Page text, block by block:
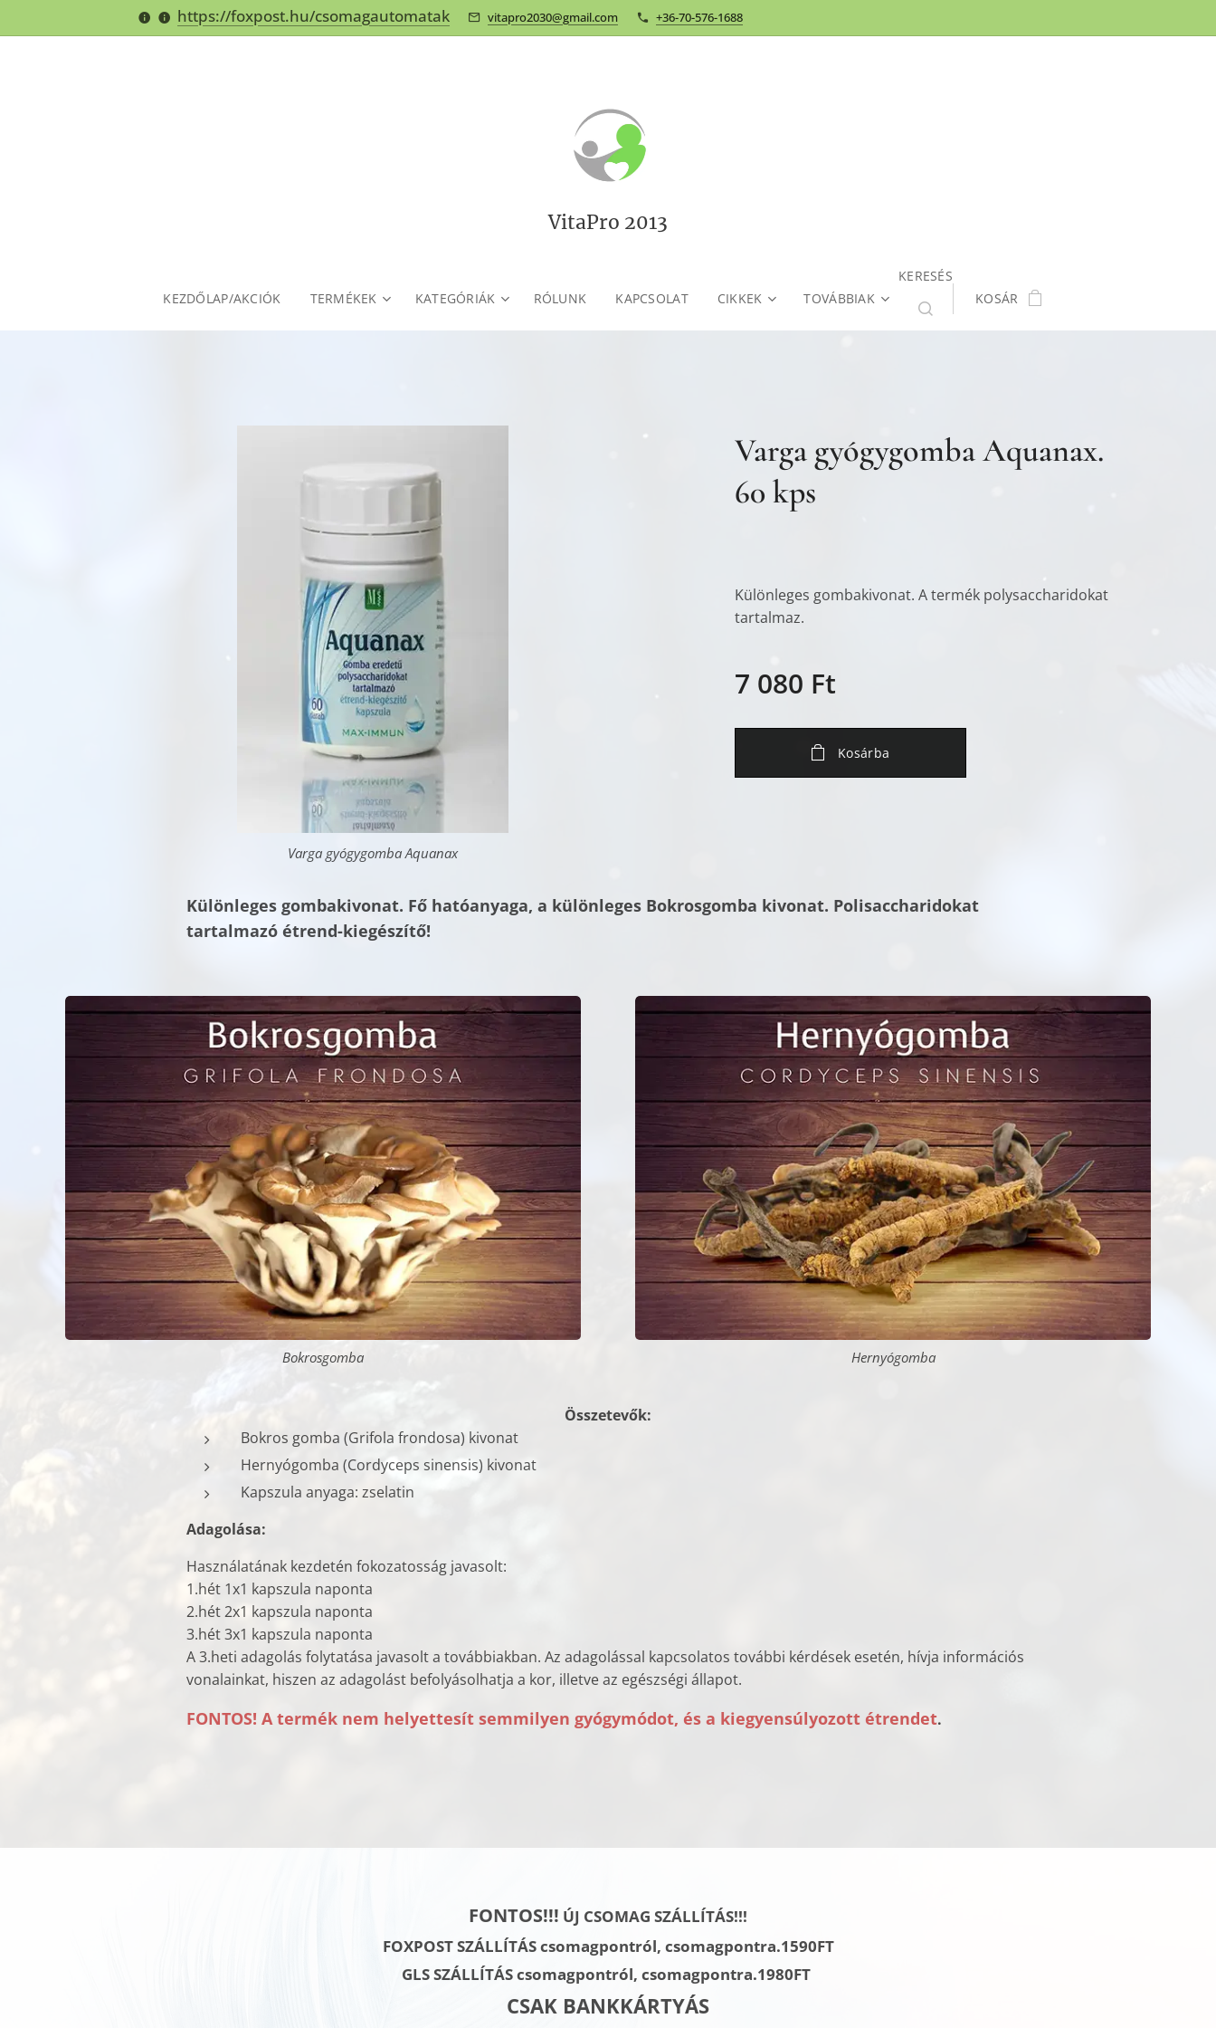
https://foxpost.hu/csomagautomatak vitapro2030@gmail.com +36-70-576-1688
VitaPro 2013
KEZDŐLAP/AKCIÓK TERMÉKEK KATEGÓRIÁK RÓLUNK KAPCSOLAT CIKKEK TOVÁBBIAK
KERESÉS
KOSÁR
Varga gyógygomba Aquanax.
60 kps
Varga gyógygomba Aquanax
Különleges gombakivonat. A termék polysaccharidokat
tartalmaz.
7 080 Ft
Kosárba
Különleges gombakivonat. Fő hatóanyaga, a különleges Bokrosgomba kivonat. Polisaccharidokat
tartalmazó étrend-kiegészítő!
Bokrosgomba Hernyógomba
Összetevők:
Bokros gomba (Grifola frondosa) kivonat
Hernyógomba (Cordyceps sinensis) kivonat
Kapszula anyaga: zselatin
Adagolása:
Használatának kezdetén fokozatosság javasolt:
1.hét 1x1 kapszula naponta
2.hét 2x1 kapszula naponta
3.hét 3x1 kapszula naponta
A 3.heti adagolás folytatása javasolt a továbbiakban. Az adagolással kapcsolatos további kérdések esetén, hívja információs
vonalainkat, hiszen az adagolást befolyásolhatja a kor, illetve az egészségi állapot.
FONTOS! A termék nem helyettesít semmilyen gyógymódot, és a kiegyensúlyozott étrendet.
FONTOS!!! ÚJ CSOMAG SZÁLLÍTÁS!!!
FOXPOST SZÁLLÍTÁS csomagpontról, csomagpontra.1590FT
GLS SZÁLLÍTÁScsomagpontról, csomagpontra.1980FT
CSAK BANKKÁRTYÁS